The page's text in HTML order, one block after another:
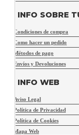
INFO SOBRE
Condiciones de compra
Como hacer un pedido
Métodos de pago
Envíos y Devoluciones
INFO WEB
Aviso Legal
Política de Privacidad
Política de Cookies
Mapa Web